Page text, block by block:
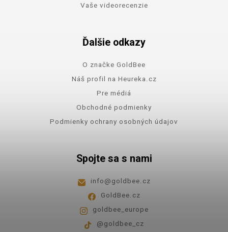
Vaše videorecenzie
Ďalšie odkazy
O značke GoldBee
Náš profil na Heureka.cz
Pre médiá
Obchodné podmienky
Podmienky ochrany osobných údajov
Spojte sa s nami
info@goldbee.cz
GoldBee.cz
goldbee_europe
@goldbee_cz